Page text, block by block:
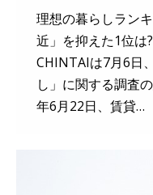
理想の暮らしラン
近」を抑えた1位は
CHINTAIは7月6日
し」に関する調査
年6月22日、賃貸…